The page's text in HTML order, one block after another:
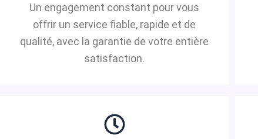
Un engagement constant pour vous
offrir un service fiable, rapide et de
qualité, avec la garantie de votre entière
satisfaction.